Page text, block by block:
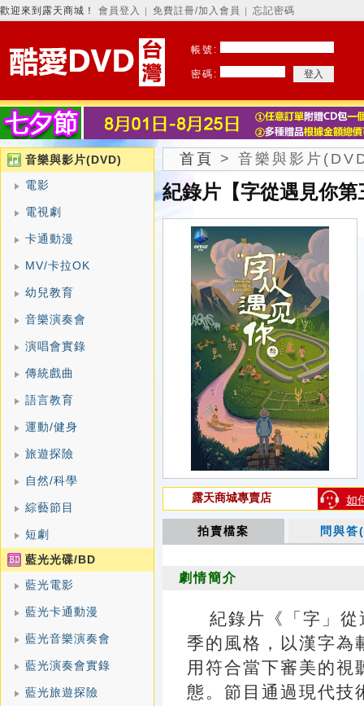
歡迎來到露天商城！ 會員登入 免費註冊/加入會員 忘記密碼
帳號:
密碼:
音樂與影片(DVD)
電影
電視劇
卡通動漫
MV/卡拉OK
幼兒教育
音樂演奏會
演唱會實錄
傳統戲曲
語言教育
運動/健身
旅遊探險
自然/科學
綜藝節目
短劇
藍光光碟/BD
藍光電影
藍光卡通動漫
藍光音樂演奏會
藍光演奏會實錄
藍光旅遊探險
首頁 > 音樂與影片
紀錄片【字從遇見你第
如
露天商城專賣店
拍賣檔案 問與
劇情簡介
紀錄片《「字」
季的風格，以漢字為
用符合當下審美的視
態。節目通過現代技